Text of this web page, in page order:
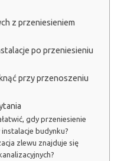
z przeniesieniem
po przeniesieniu
przy przenoszeniu
gdy przeniesienie
budynku?
zlewu znajduje się